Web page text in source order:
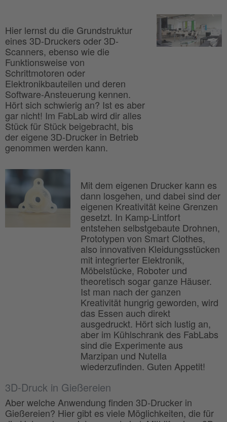
Hier lernst du die Grundstruktur
eines 3D-Druckers oder 3D-
Scanners, ebenso wie die
Funktionsweise von
Schrittmotoren oder
Elektronikbauteilen und deren
Software-Ansteuerung kennen.
Hört sich schwierig an? Ist es aber
gar nicht! Im FabLab wird dir alles
Stück für Stück beigebracht, bis
der eigene 3D-Drucker in Betrieb
genommen werden kann.
Mit dem eigenen Drucker kann es
dann losgehen, und dabei sind der
eigenen Kreativität keine Grenzen
gesetzt. In Kamp-Lintfort
entstehen selbstgebaute Drohnen,
Prototypen von Smart Clothes,
also innovativen Kleidungsstücken
mit integrierter Elektronik,
Möbelstücke, Roboter und
theoretisch sogar ganze Häuser.
Ist man nach der ganzen
Kreativität hungrig geworden, wird
das Essen auch direkt
ausgedruckt. Hört sich lustig an,
aber im Kühlschrank des FabLabs
sind die Experimente aus
Marzipan und Nutella
wiederzufinden. Guten Appetit!
3D-Druck in Gießereien
Aber welche Anwendung finden 3D-Drucker in
Gießereien? Hier gibt es viele Möglichkeiten, die für